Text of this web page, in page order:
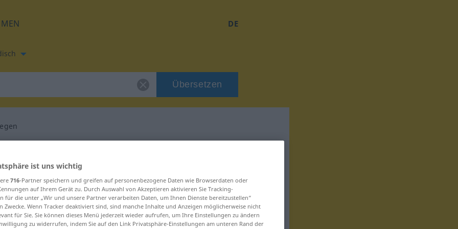
DE
Übersetzen
für "verbiegen"
ist uns wichtig
716-Partner speichern und greifen auf personenbezogene Daten wie Browserdaten oder
auf Ihrem Gerät zu. Durch Auswahl von Akzeptieren aktivieren Sie Tracking-
für die unter „Wir und unsere Partner verarbeiten Daten, um Ihnen Dienste bereitzustellen“
Zwecke. Wenn Tracker deaktiviert sind, sind manche Inhalte und Anzeigen möglicherweise nicht
für Sie. Sie können dieses Menü jederzeit wieder aufrufen, um Ihre Einstellungen zu ändern
zu widerrufen, indem Sie auf den Link Privatsphäre-Einstellungen am unteren Rand der